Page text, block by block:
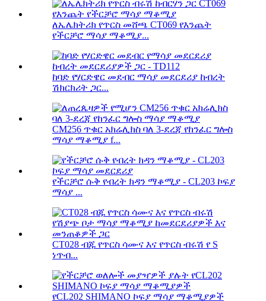
ለኤሌክትሪክ የጥርስ መሸጫ CT069 የእንጨት
የችርቻሮ ማሳያ ማቆሚያ...
ከባድ የሃርድዌር መደብር ማሳያ መደርደሪያ ከብረት
ሽክርክሪት ጋር...
CM256 ጥቁር አክሬሊክስ ባለ 3-ደረጃ የከንፈር ግሎስ
ማሳያ ማቆሚያ f...
የችርቻሮ ሱቅ የብረት ክዳን ማቆሚያ - CL203 ኮፍያ
ማሳያ ...
CT028 ብጁ የጥርስ ሳሙና እና የጥርስ ብሩሽ የ S
ነጥብ...
የCL202 SHIMANO ኮፍያ ማሳያ ማቆሚያዎች